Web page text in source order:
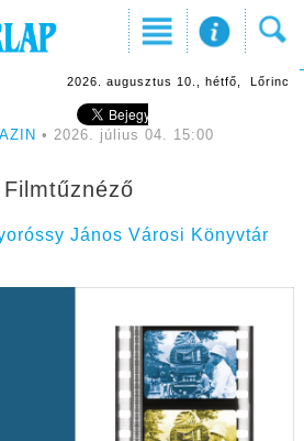
2026. augusztus 10., hétfő, Lőrinc
• 2026. július 04. 15:00
János Városi Könyvtár